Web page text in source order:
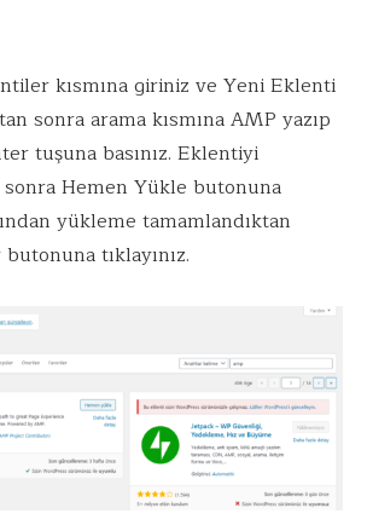
kısmına giriniz ve Yeni Eklenti
sonra arama kısmına AMP yazıp
tuşuna basınız. Eklentiyi
Hemen Yükle butonuna
yükleme tamamlandıktan
tıklayınız.